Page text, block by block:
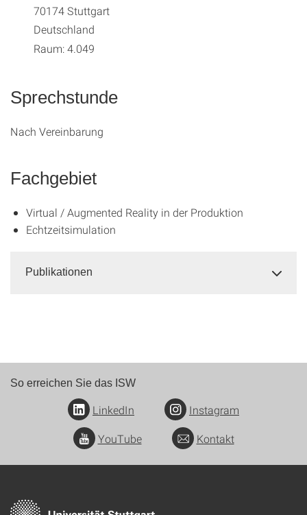
70174Stuttgart
Deutschland
Raum: 4.049
Sprechstunde
Nach Vereinbarung
Fachgebiet
Virtual / Augmented Reality in der Produktion
Echtzeitsimulation
Publikationen
So erreichen Sie das ISW
LinkedIn
Instagram
YouTube
Kontakt